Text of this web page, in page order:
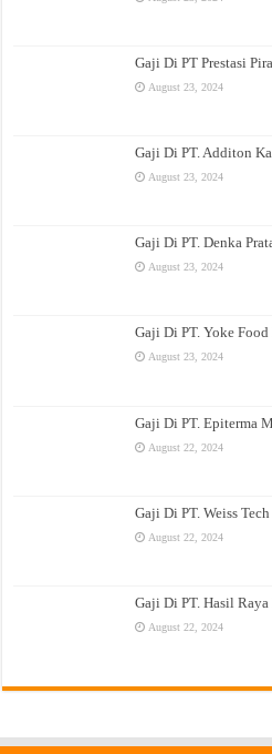
Gaji Di PT Prestasi
August 23, 2024
Gaji Di PT. Additon
August 23, 2024
Gaji Di PT. Denka
August 23, 2024
Gaji Di PT. Yoke
August 23, 2024
Gaji Di PT. Epiterma
August 22, 2024
Gaji Di PT. Weiss Tech
August 22, 2024
Gaji Di PT. Hasil
August 22, 2024